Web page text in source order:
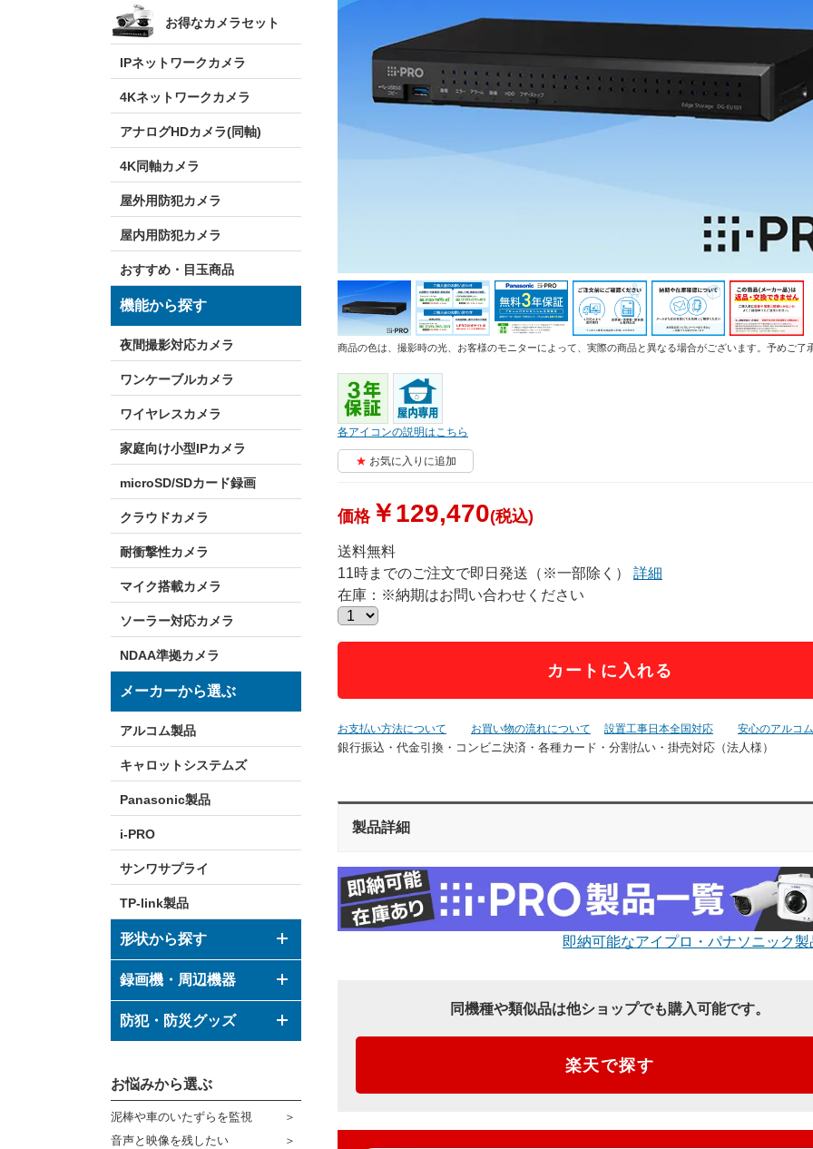
お得なカメラセット
IPネットワークカメラ
4Kネットワークカメラ
アナログHDカメラ(同軸)
4K同軸カメラ
屋外用防犯カメラ
屋内用防犯カメラ
おすすめ・目玉商品
機能から探す
夜間撮影対応カメラ
ワンケーブルカメラ
ワイヤレスカメラ
家庭向け小型IPカメラ
microSD/SDカード録画
クラウドカメラ
耐衝撃性カメラ
マイク搭載カメラ
ソーラー対応カメラ
NDAA準拠カメラ
メーカーから選ぶ
アルコム製品
キャロットシステムズ
Panasonic製品
i-PRO
サンワサプライ
TP-link製品
形状から探す
ドーム型カメラ
ボックス型カメラ
その他形状のカメラ
録画機・周辺機器
デジタルレコーダー
ハウジング
ブラケット
防犯・防災グッズ
防災グッズ
お悩みから選ぶ
泥棒や車のいたずらを監視
音声と映像を残したい
商品の色は、撮影時の光、お客様のモニターによって、実際の商品と異なる場合がございます。予めご了
各アイコンの説明はこちら
お気に入りに追加
価格￥129,470(税込)
送料無料
11時までのご注文で即日発送（※一部除く） 詳細
在庫：※納期はお問い合わせください
カートに入れる
お支払い方法について お買い物の流れについて 設置工事日本全国対応 安心のアルコ
銀行振込・代金引換・コンビニ決済・ 各種カード・分割払い・掛売対応（法人様）
製品詳細
即納可能なアイプロ・パナソニック製
同機種や類似品は他ショップでも購入可能です。
楽天で探す